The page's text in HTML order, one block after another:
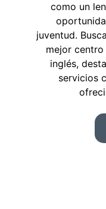
como un
juventud.
mejor centro
inglés,
servicios